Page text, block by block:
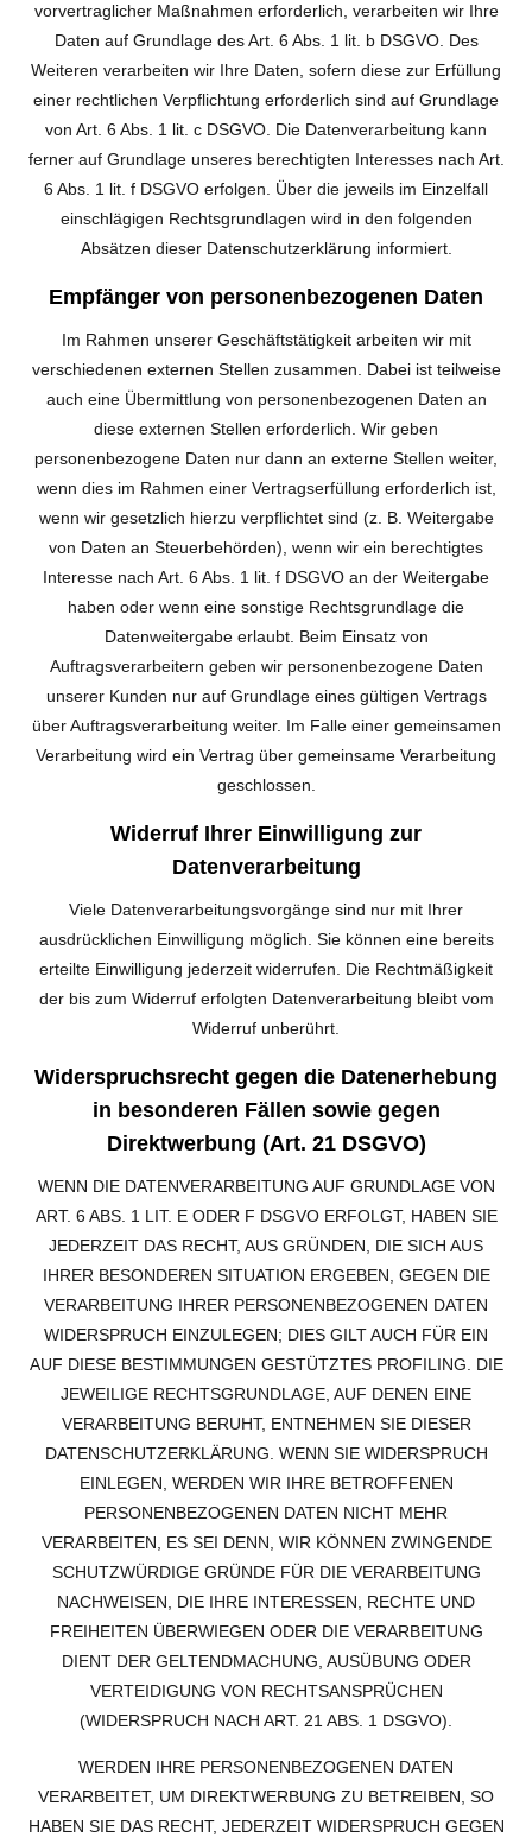
vorvertraglicher Maßnahmen erforderlich, verarbeiten wir Ihre
Daten auf Grundlage des Art. 6 Abs. 1 lit. b DSGVO. Des
Weiteren verarbeiten wir Ihre Daten, sofern diese zur Erfüllung
einer rechtlichen Verpflichtung erforderlich sind auf Grundlage
von Art. 6 Abs. 1 lit. c DSGVO. Die Datenverarbeitung kann
ferner auf Grundlage unseres berechtigten Interesses nach Art.
6 Abs. 1 lit. f DSGVO erfolgen. Über die jeweils im Einzelfall
einschlägigen Rechtsgrundlagen wird in den folgenden
Absätzen dieser Datenschutzerklärung informiert.
Empfänger von personenbezogenen Daten
Im Rahmen unserer Geschäftstätigkeit arbeiten wir mit
verschiedenen externen Stellen zusammen. Dabei ist teilweise
auch eine Übermittlung von personenbezogenen Daten an
diese externen Stellen erforderlich. Wir geben
personenbezogene Daten nur dann an externe Stellen weiter,
wenn dies im Rahmen einer Vertragserfüllung erforderlich ist,
wenn wir gesetzlich hierzu verpflichtet sind (z. B. Weitergabe
von Daten an Steuerbehörden), wenn wir ein berechtigtes
Interesse nach Art. 6 Abs. 1 lit. f DSGVO an der Weitergabe
haben oder wenn eine sonstige Rechtsgrundlage die
Datenweitergabe erlaubt. Beim Einsatz von
Auftragsverarbeitern geben wir personenbezogene Daten
unserer Kunden nur auf Grundlage eines gültigen Vertrags
über Auftragsverarbeitung weiter. Im Falle einer gemeinsamen
Verarbeitung wird ein Vertrag über gemeinsame Verarbeitung
geschlossen.
Widerruf Ihrer Einwilligung zur
Datenverarbeitung
Viele Datenverarbeitungsvorgänge sind nur mit Ihrer
ausdrücklichen Einwilligung möglich. Sie können eine bereits
erteilte Einwilligung jederzeit widerrufen. Die Rechtmäßigkeit
der bis zum Widerruf erfolgten Datenverarbeitung bleibt vom
Widerruf unberührt.
Widerspruchsrecht gegen die Datenerhebung
in besonderen Fällen sowie gegen
Direktwerbung (Art. 21 DSGVO)
WENN DIE DATENVERARBEITUNG AUF GRUNDLAGE VON
ART. 6 ABS. 1 LIT. E ODER F DSGVO ERFOLGT, HABEN SIE
JEDERZEIT DAS RECHT, AUS GRÜNDEN, DIE SICH AUS
IHRER BESONDEREN SITUATION ERGEBEN, GEGEN DIE
VERARBEITUNG IHRER PERSONENBEZOGENEN DATEN
WIDERSPRUCH EINZULEGEN; DIES GILT AUCH FÜR EIN
AUF DIESE BESTIMMUNGEN GESTÜTZTES PROFILING. DIE
JEWEILIGE RECHTSGRUNDLAGE, AUF DENEN EINE
VERARBEITUNG BERUHT, ENTNEHMEN SIE DIESER
DATENSCHUTZERKLÄRUNG. WENN SIE WIDERSPRUCH
EINLEGEN, WERDEN WIR IHRE BETROFFENEN
PERSONENBEZOGENEN DATEN NICHT MEHR
VERARBEITEN, ES SEI DENN, WIR KÖNNEN ZWINGENDE
SCHUTZWÜRDIGE GRÜNDE FÜR DIE VERARBEITUNG
NACHWEISEN, DIE IHRE INTERESSEN, RECHTE UND
FREIHEITEN ÜBERWIEGEN ODER DIE VERARBEITUNG
DIENT DER GELTENDMACHUNG, AUSÜBUNG ODER
VERTEIDIGUNG VON RECHTSANSPRÜCHEN
(WIDERSPRUCH NACH ART. 21 ABS. 1 DSGVO).
WERDEN IHRE PERSONENBEZOGENEN DATEN
VERARBEITET, UM DIREKTWERBUNG ZU BETREIBEN, SO
HABEN SIE DAS RECHT, JEDERZEIT WIDERSPRUCH GEGEN